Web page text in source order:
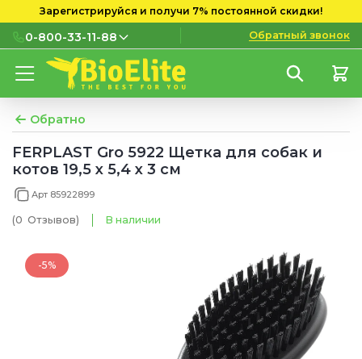
Зарегистрируйся и получи 7% постоянной скидки!
0-800-33-11-88
0-800-33-11-88
мобильных номеров
(097) 133 11 88
(095) 133 11 88
Обратный звонок
Обратно
FERPLAST Gro 5922 Щетка для собак и
котов 19,5 х 5,4 х 3 см
Арт 85922899
(0 Отзывов) В наличии
-5%